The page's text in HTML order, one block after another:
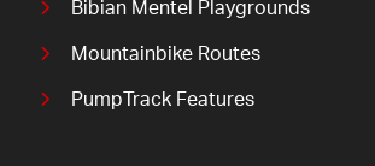
Bibian Mentel Playgrounds
Mountainbike Routes
PumpTrack Features